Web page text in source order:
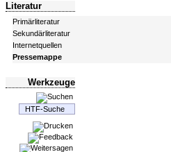
Literatur
Primärliteratur
Sekundärliteratur
Internetquellen
Pressemappe
Werkzeuge